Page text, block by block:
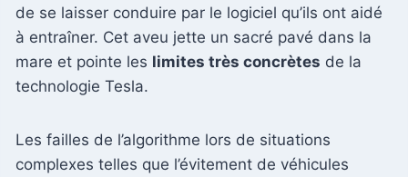
de se laisser conduire par le logiciel qu’ils ont aidé
à entraîner. Cet aveu jette un sacré pavé dans la
mare et pointe les limites très concrètes de la
technologie Tesla.
Les failles de l’algorithme lors de situations
complexes telles que l’évitement de véhicules